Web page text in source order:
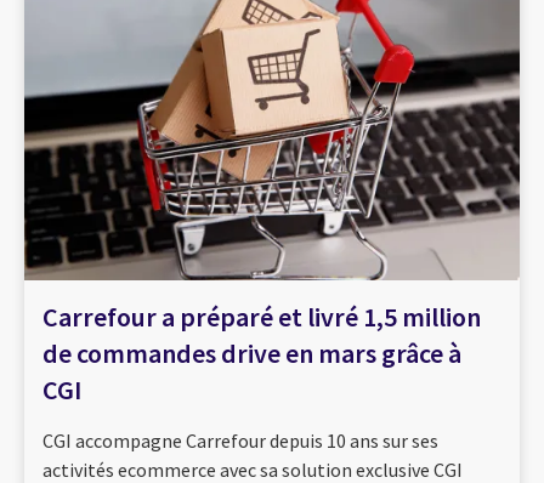
Carrefour a préparé et livré 1,5 million
de commandes drive en mars grâce à
CGI
CGI accompagne Carrefour depuis 10 ans sur ses
activités ecommerce avec sa solution exclusive CGI